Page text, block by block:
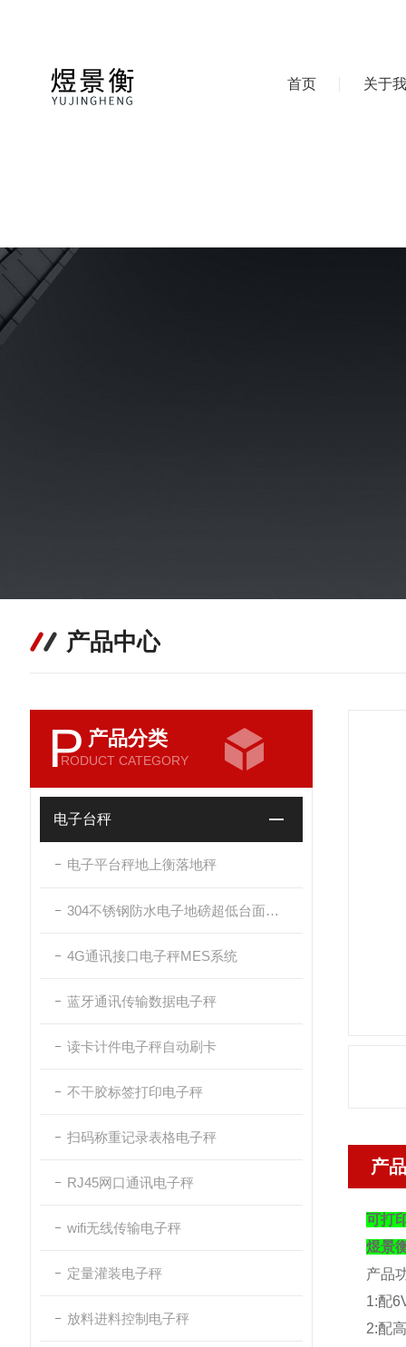
首页 关于
产品中心
P 产品分类
RODUCT CATEGORY
电子台秤
电子平台秤地上衡落地秤
304不锈钢防水电子地磅超低台面带斜坡
4G通讯接口电子秤MES系统
蓝牙通讯传输数据电子秤
读卡计件电子秤自动刷卡
不干胶标签打印电子秤
扫码称重记录表格电子秤
RJ45网口通讯电子秤
wifi无线传输电子秤
定量灌装电子秤
放料进料控制电子秤
产
可打
煜景
产品
1:配
2:配